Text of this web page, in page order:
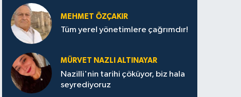
MEHMET ÖZÇAKIR
Tüm yerel yönetimlere çağrımdır!
MÜRVET NAZLI ALTINAYAR
Nazilli'nin tarihi çöküyor, biz hala
seyrediyoruz